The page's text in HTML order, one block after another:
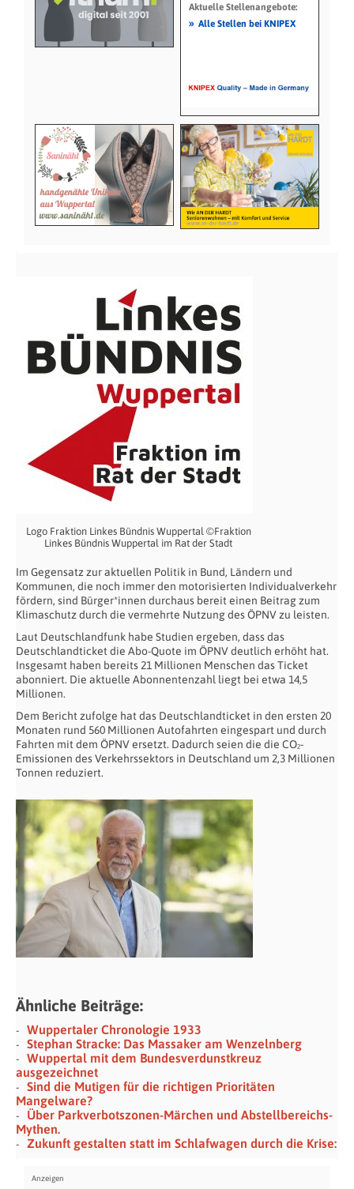
Aktuelle Stellenangebote:
» Alle Stellen bei KNIPEX
Logo Fraktion Linkes Bündnis Wuppertal ©Fraktion
Linkes Bündnis Wuppertal im Rat der Stadt
Im Gegensatz zur aktuellen Politik in Bund, Ländern und
Kommunen, die noch immer den motorisierten Individualverkehr
fördern, sind Bürger*innen durchaus bereit einen Beitrag zum
Klimaschutz durch die vermehrte Nutzung des ÖPNV zu leisten.
Laut Deutschlandfunk habe Studien ergeben, dass das
Deutschlandticket die Abo-Quote im ÖPNV deutlich erhöht hat.
Insgesamt haben bereits 21 Millionen Menschen das Ticket
abonniert. Die aktuelle Abonnentenzahl liegt bei etwa 14,5
Millionen.
Dem Bericht zufolge hat das Deutschlandticket in den ersten 20
Monaten rund 560 Millionen Autofahrten eingespart und durch
Fahrten mit dem ÖPNV ersetzt. Dadurch seien die die CO₂-
Emissionen des Verkehrssektors in Deutschland um 2,3 Millionen
Tonnen reduziert.
Ähnliche Beiträge:
Wuppertaler Chronologie 1933
Stephan Stracke: Das Massaker am Wenzelnberg
Wuppertal mit dem Bundesverdunstkreuz
ausgezeichnet
Sind die Mutigen für die richtigen Prioritäten
Mangelware?
Über Parkverbotszonen-Märchen und Abstellbereichs-
Mythen.
Zukunft gestalten statt im Schlafwagen durch die Krise: